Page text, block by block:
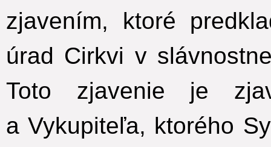
zjavením, ktoré
úrad Cirkvi v
Toto zjavenie je
a Vykupiteľa, ktorého